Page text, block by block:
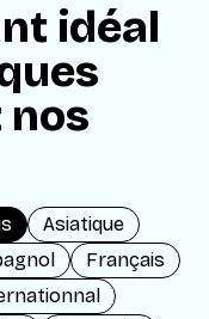
idéal
nos
Asiatique
Français